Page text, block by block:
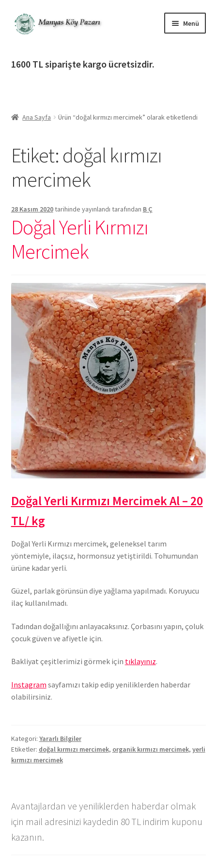
Dolaşıma
geç
İçeriğe
geç
Menü
genişlet
İletişim
1600 TL siparişte kargo ücretsizdir.
Ana Sayfa Ürün “doğal kırmızı mercimek” olarak etiketlendi
Etiket: doğal kırmızı
mercimek
28 Kasım 2020tarihinde yayınlandı tarafından B Ç
Doğal Yerli Kırmızı
Mercimek
Doğal Yerli Kırmızı Mercimek Al – 20
TL/ kg
Doğal Yerli Kırmızı mercimek, geleneksel tarım
yöntemiyle, ilaçsız, hormonsuz yetiştirildi. Tohumundan
ürüne kadar yerli.
Güzel, parlak görünsün diye yağlama yapılmadı. Koruyucu
ilaç kullanılmadı.
Tadından doğallığını anlayacaksınız. Çorbasını yapın, çoluk
çocuk güven ve afiyetle için.
Bakliyat çeşitlerimizi görmek için tıklayınız.
Instagram sayfamızı takip edip yeniliklerden haberdar
olabilirsiniz.
Kategori: Yararlı Bilgiler
Etiketler: doğal kırmızı mercimek, organik kırmızı mercimek, yerli
kırmızı mercimek
Avantajlardan ve yeniliklerden haberdar olmak
için mail adresinizi kaydedin 80 TL indirim kuponu
kazanın.